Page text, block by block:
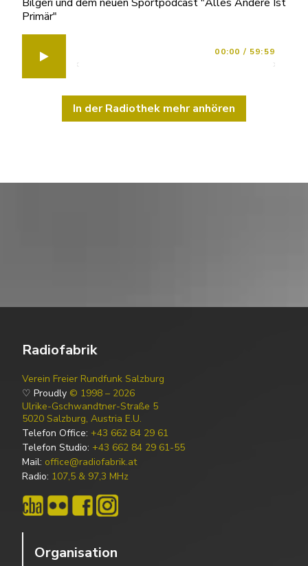
Primär"
00:00 / 59:59
In der Radiothek mehr anhören
Radiofabrik
Verein Freier Rundfunk Salzburg
♡ Proudly © 1998 – 2026
Ulrike-Gschwandtner-Straße 5
5020 Salzburg, Austria E.U.
Telefon Office: +43 662 84 29 61
Telefon Studio: +43 662 84 29 61-55
Mail: office@radiofabrik.at
Radio: 107,5 & 97,3 MHz
Organisation